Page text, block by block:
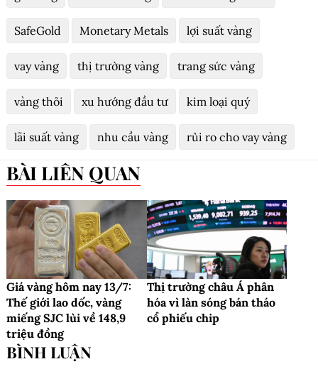
SafeGold Monetary Metals lợi suất vàng
vay vàng thị trường vàng trang sức vàng
vàng thỏi xu hướng đầu tư kim loại quý
lãi suất vàng nhu cầu vàng rủi ro cho vay vàng
BÀI LIÊN QUAN
Giá vàng hôm nay 13/7:
Thế giới lao dốc, vàng
miếng SJC lùi về 148,9
triệu đồng
Thị trường châu Á phân
hóa vì làn sóng bán tháo
cổ phiếu chip